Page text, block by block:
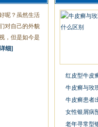
呢？虽然生活
对自己的外貌
，但是如今是
细]
红皮型牛皮
牛皮癣与玫
牛皮癣患者
女性银屑病
老年寻常型